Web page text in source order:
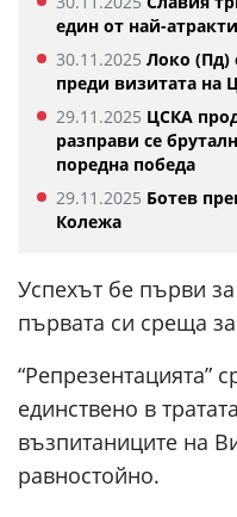
един от най-
30.11.2025 Локо (Пд)
преди визитата на
29.11.2025 ЦСКА
разправи се
поредна победа
29.11.2025 Ботев
Колежа
Успехът бе първи за
първата си среща
“Репрезентацията”
единствено в
възпитаниците на
равностойно.